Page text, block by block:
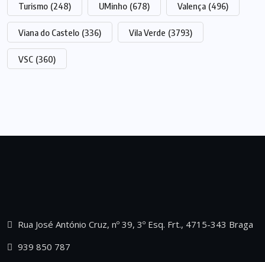
Turismo (248) UMinho (678) Valença (496)
Viana do Castelo (336) Vila Verde (3793)
VSC (360)
Rua José António Cruz, nº 39, 3º Esq. Frt., 4715-343 Braga
939 850 787